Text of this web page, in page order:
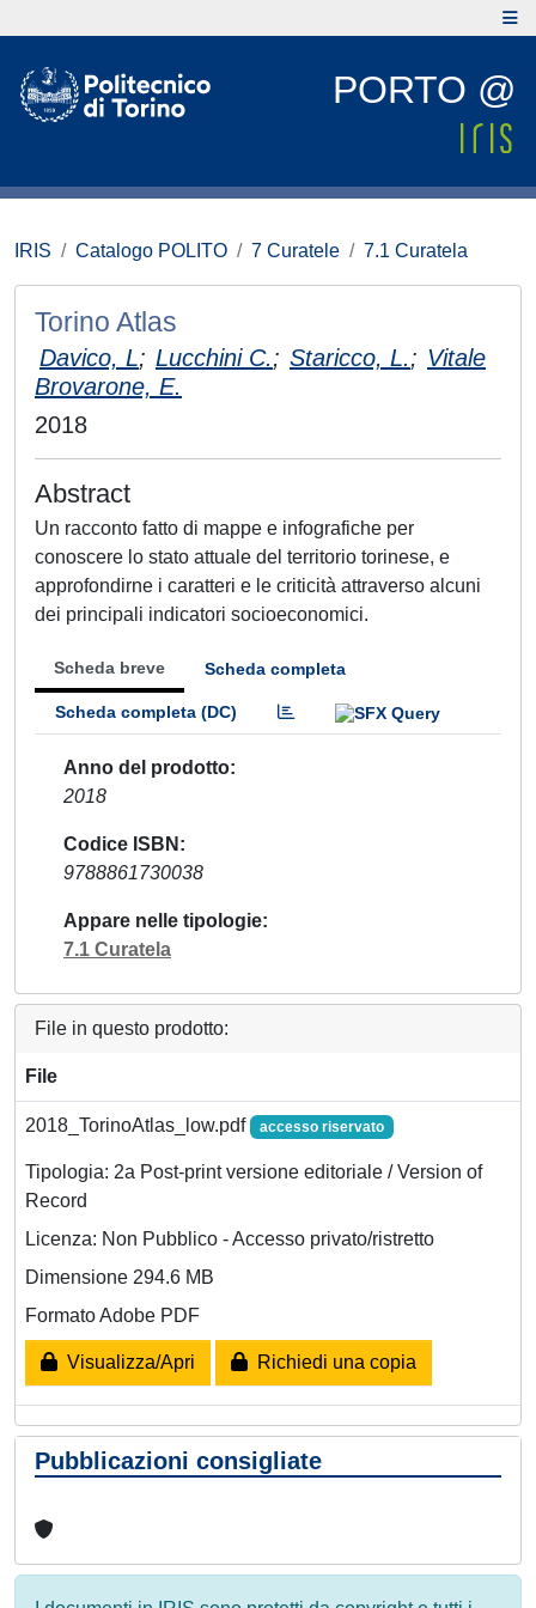
PORTO @
IRIS Catalogo POLITO 7 Curatele 7.1 Curatela
Torino Atlas
Davico, L; Lucchini C.; Staricco, L.; Vitale
Brovarone, E.
2018
Abstract
Un racconto fatto di mappe e infografiche per
conoscere lo stato attuale del territorio torinese, e
approfondirne i caratteri e le criticità attraverso alcuni
dei principali indicatori socioeconomici.
Scheda breve Scheda completa
Scheda completa (DC)
Anno del prodotto
2018
Codice ISBN
9788861730038
Appare nelle tipologie
7.1 Curatela
File in questo prodotto:
File
2018_TorinoAtlas_low.pdf accesso riservato
Tipologia: 2a Post-print versione editoriale / Version of
Record
Licenza: Non Pubblico - Accesso privato/ristretto
Dimensione 294.6 MB
Formato Adobe PDF
Visualizza/Apri Richiedi una copia
Pubblicazioni consigliate